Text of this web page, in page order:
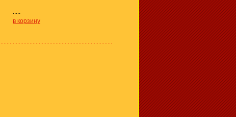
в корзину